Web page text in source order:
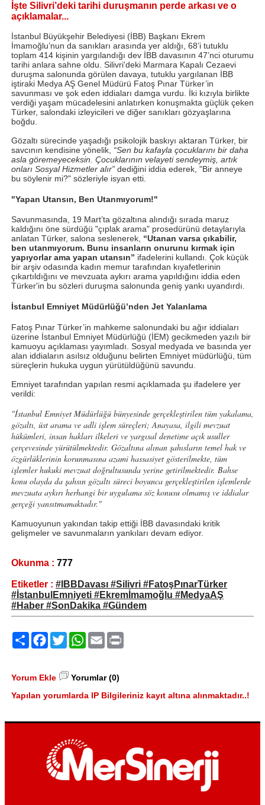
İşte Silivri’deki tarihi duruşmanın perde arkası ve o
açıklamalar...
İstanbul Büyükşehir Belediyesi (İBB) Başkanı Ekrem
İmamoğlu’nun da sanıkları arasında yer aldığı, 68’i tutuklu
toplam 414 kişinin yargılandığı dev İBB davasının 47’nci oturumu
tarihi anlara sahne oldu. Silivri'deki Marmara Kapalı Cezaevi
duruşma salonunda görülen davaya, tutuklu yargılanan İBB
iştiraki Medya AŞ Genel Müdürü Fatoş Pınar Türker’in
savunması ve şok eden iddiaları damga vurdu. İki kızıyla birlikte
verdiği yaşam mücadelesini anlatırken konuşmakta güçlük çeken
Türker, salondaki izleyicileri ve diğer sanıkları gözyaşlarına
boğdu.
Gözaltı sürecinde yaşadığı psikolojik baskıyı aktaran Türker, bir
savcının kendisine yönelik, “Sen bu kafayla çocuklarını bir daha
asla göremeyeceksin. Çocuklarının velayeti sendeymiş, artık
onları Sosyal Hizmetler alır” dediğini iddia ederek, "Bir anneye
bu söylenir mi?" sözleriyle isyan etti.
"Yapan Utansın, Ben Utanmıyorum!"
Savunmasında, 19 Mart’ta gözaltına alındığı sırada maruz
kaldığını öne sürdüğü "çıplak arama" prosedürünü detaylarıyla
anlatan Türker, salona seslenerek, “Utanan varsa çıkabilir,
ben utanmıyorum. Bunu insanların onurunu kırmak için
yapıyorlar ama yapan utansın” ifadelerini kullandı. Çok küçük
bir arşiv odasında kadın memur tarafından kıyafetlerinin
çıkartıldığını ve mevzuata aykırı arama yapıldığını iddia eden
Türker'in bu sözleri duruşma salonunda geniş yankı uyandırdı.
İstanbul Emniyet Müdürlüğü’nden Jet Yalanlama
Fatoş Pınar Türker’in mahkeme salonundaki bu ağır iddiaları
üzerine İstanbul Emniyet Müdürlüğü (İEM) gecikmeden yazılı bir
kamuoyu açıklaması yayımladı. Sosyal medyada ve basında yer
alan iddiaların asılsız olduğunu belirten Emniyet müdürlüğü, tüm
süreçlerin hukuka uygun yürütüldüğünü savundu.
Emniyet tarafından yapılan resmi açıklamada şu ifadelere yer
verildi:
"İstanbul Emniyet Müdürlüğü bünyesinde gerçekleştirilen tüm yakalama,
gözaltı, üst arama ve adli işlem süreçleri; Anayasa, ilgili mevzuat
hükümleri, insan hakları ilkeleri ve yargısal denetime açık usuller
çerçevesinde yürütülmektedir. Gözaltına alınan şahısların temel hak ve
özgürlüklerinin korunmasına azami hassasiyet gösterilmekte, tüm
işlemler hukuki mevzuat doğrultusunda yerine getirilmektedir. Bahse
konu olayda da şahsın gözaltı süreci boyunca gerçekleştirilen işlemlerde
mevzuata aykırı herhangi bir uygulama söz konusu olmamış ve iddialar
gerçeği yansıtmamaktadır."
Kamuoyunun yakından takip ettiği İBB davasındaki kritik
gelişmeler ve savunmaların yankıları devam ediyor.
Okunma : 777
Etiketler : #IBBDavası #Silivri #FatoşPınarTürker
#İstanbulEmniyeti #Ekremİmamoğlu #MedyaAŞ
#Haber #SonDakika #Gündem
PaylaşFacebook
TwitterWhatsApp
Email
Yorum Ekle
Yorumlar (0)
Yapılan yorumlarda IP Bilgileriniz kayıt altına alınmaktadır..!